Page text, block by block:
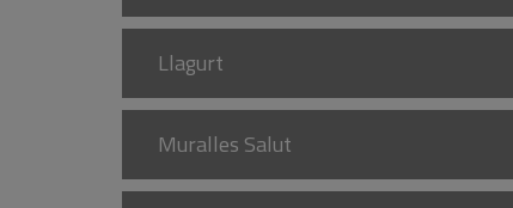
Llagurt
Muralles Salut